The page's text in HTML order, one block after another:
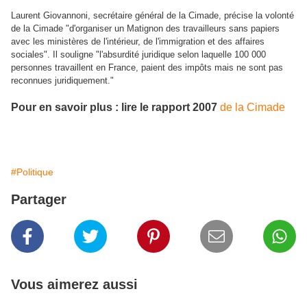
Laurent Giovannoni, secrétaire général de la Cimade, précise la volonté
de la Cimade "d'organiser un Matignon des travailleurs sans papiers
avec les ministères de l'intérieur, de l'immigration et des affaires
sociales". Il souligne "l'absurdité juridique selon laquelle 100 000
personnes travaillent en France, paient des impôts mais ne sont pas
reconnues juridiquement."
Pour en savoir plus : lire le rapport 2007 de la Cimade
#Politique
Partager
Vous aimerez aussi